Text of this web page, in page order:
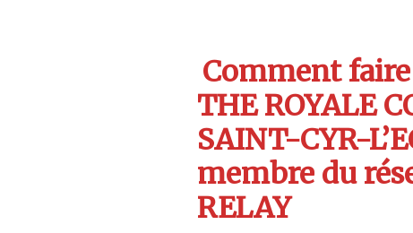
Comment
THE ROYALE
SAINT-CYR-
membre du
RELAY